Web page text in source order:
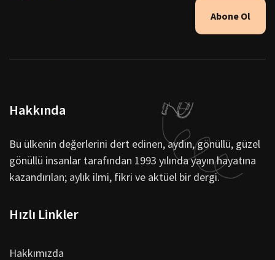
Abone Ol
Hakkında
Bu ülkenin değerlerini dert edinen, aydın, gönüllü, güzel
gönüllü insanlar tarafından 1993 yılında yayın hayatına
kazandırılan; aylık ilmi, fikri ve aktüel bir dergi.
Hızlı Linkler
Hakkımızda